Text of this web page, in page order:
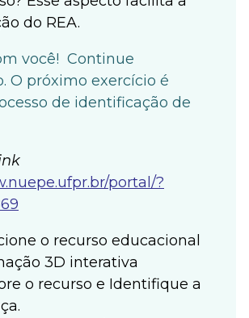
do REA.
você! Continue
O próximo exercício é
de identificação de
portal/?
o recurso educacional
3D interativa
o recurso e Identifique a